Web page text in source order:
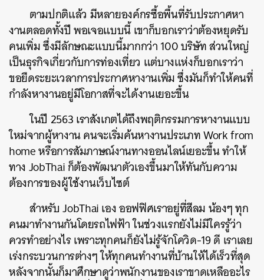
ตามปกติแล้ว มีหลายองค์กรซื้อพื้นที่รับประกาศหา
งานตลอดทั้งปี พอเจอแบบนี้ เขาก็บอกเราว่าต้องหยุดรับ
คนเพิ่ม ซึ่งมีลักษณะแบบนี้มากกว่า 100 บริษัท ส่วนใหญ่
เป็นธุรกิจเกี่ยวกับการท่องเที่ยว แต่บางแห่งก็บอกเราว่า
ขอยืดระยะเวลาการประกาศหางานเพิ่ม ซึ่งมันก็ทำให้คนที่
กำลังหางานอยู่มีโอกาสที่จะได้งานเยอะขึ้น
ในปี 2563 เราสังเกตได้ถึงพฤติกรรมการหางานแบบ
ใหม่จากผู้หางาน คนจะเริ่มค้นหางานประเภท Work from
home หรือการสัมภาษณ์งานทางออนไลน์เยอะขึ้น ทำให้
ทาง JobThai ก็ต้องพัฒนาตัวเองขึ้นมาให้ทันกับความ
ต้องการของผู้ใช้งานเว็บไซต์
สำหรับ JobThai เอง ออฟฟิศเราอยู่ที่สีลม น้องๆ ทุก
คนมาทำงานกันโดยรถไฟฟ้า ในช่วงแรกยังไม่มีใครรู้ว่า
ควรทำอย่างไร เพราะทุกคนก็ยังไม่รู้จักโควิด-19 ดี เราเลย
เร่งกระบวนการต่างๆ ให้ทุกคนทำงานที่บ้านให้ได้เร็วที่สุด
หลังจากนั้นก็มาศึกษาดูว่าพนักงานของเราขาดเหลืออะไร